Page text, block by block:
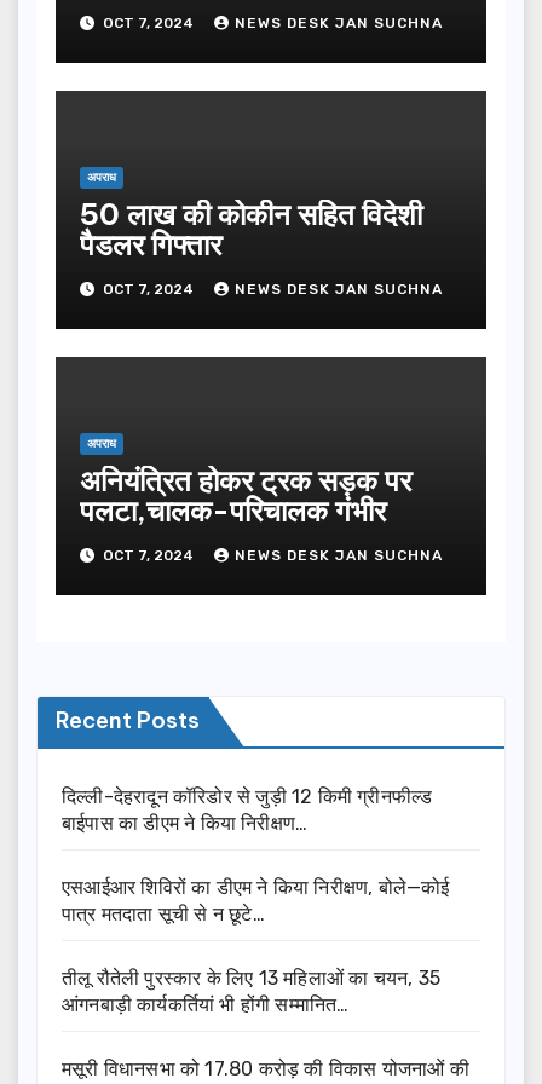
OCT 7, 2024 NEWS DESK JAN SUCHNA
अपराध
50 लाख की कोकीन सहित विदेशी
पैडलर गिफ्तार
OCT 7, 2024 NEWS DESK JAN SUCHNA
अपराध
अनियंत्रित होकर ट्रक सड़क पर
पलटा,चालक-परिचालक गंभीर
OCT 7, 2024 NEWS DESK JAN SUCHNA
Recent Posts
दिल्ली-देहरादून कॉरिडोर से जुड़ी 12 किमी ग्रीनफील्ड
बाईपास का डीएम ने किया निरीक्षण…
एसआईआर शिविरों का डीएम ने किया निरीक्षण, बोले—कोई
पात्र मतदाता सूची से न छूटे…
तीलू रौतेली पुरस्कार के लिए 13 महिलाओं का चयन, 35
आंगनबाड़ी कार्यकर्तियां भी होंगी सम्मानित…
मसूरी विधानसभा को 17.80 करोड़ की विकास योजनाओं की